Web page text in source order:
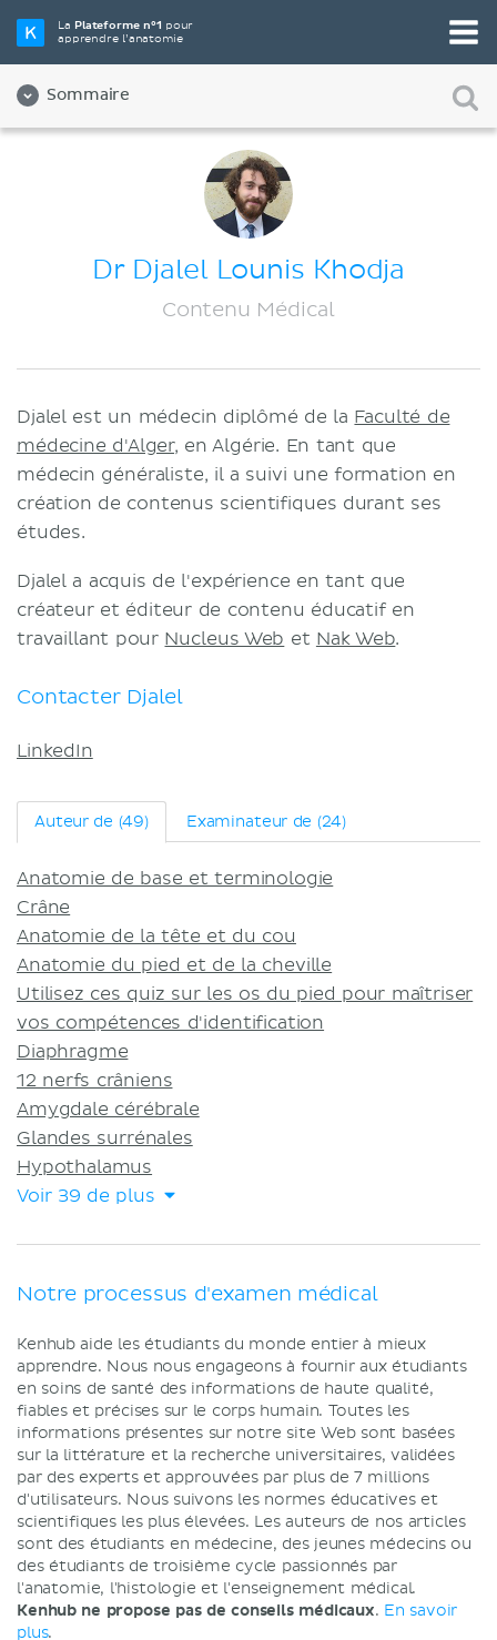
La Plateforme n°1 pour
apprendre l’anatomie
Sommaire
Carrières
Contact
Mentions légales
Termes et conditions
Dr Djalel Lounis Khodja
Contenu Médical
Djalel est un médecin diplômé de la Faculté de
médecine d'Alger, en Algérie. En tant que
médecin généraliste, il a suivi une formation en
création de contenus scientifiques durant ses
études.
Djalel a acquis de l'expérience en tant que
créateur et éditeur de contenu éducatif en
travaillant pour Nucleus Web et Nak Web.
Contacter Djalel
LinkedIn
Auteur de (49) Examinateur de (24)
Anatomie de base et terminologie
Crâne
Anatomie de la tête et du cou
Anatomie du pied et de la cheville
Utilisez ces quiz sur les os du pied pour maîtriser
vos compétences d'identification
Diaphragme
12 nerfs crâniens
Amygdale cérébrale
Glandes surrénales
Hypothalamus
Voir 39 de plus
Notre processus d'examen médical
Kenhub aide les étudiants du monde entier à mieux
apprendre. Nous nous engageons à fournir aux étudiants
en soins de santé des informations de haute qualité,
fiables et précises sur le corps humain. Toutes les
informations présentes sur notre site Web sont basées
sur la littérature et la recherche universitaires, validées
par des experts et approuvées par plus de 7 millions
d'utilisateurs. Nous suivons les normes éducatives et
scientifiques les plus élevées. Les auteurs de nos articles
sont des étudiants en médecine, des jeunes médecins ou
des étudiants de troisième cycle passionnés par
l'anatomie, l'histologie et l'enseignement médical.
Kenhub ne propose pas de conseils médicaux. En savoir
plus.